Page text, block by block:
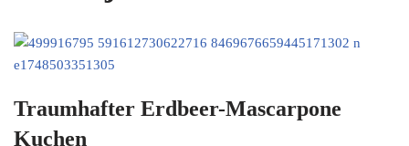
Traumhafter Erdbeer-Mascarpone
Kuchen